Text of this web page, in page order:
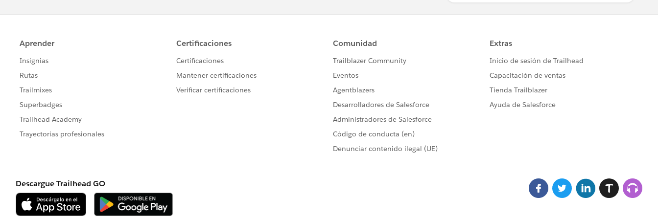
    public String filter{get; set;}
    public List < Opportunity > OppList2 {
    string searchquery = 'select name,accountid,ownerid,closedate,Probability from Opportunity ';
    public Opp() {
        searchquery = 'select name,accountid,ownerid,closedate,Probability from Opportunity where StageName = :filter ';
        OppList2 = Database.query(searchquery);
    }
}